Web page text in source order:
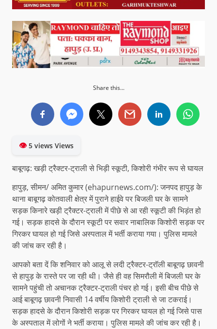
Share this...
👁5 views Views
बाबूगढ़: खड़ी ट्रैक्टर-ट्राली से भिड़ी स्कूटी, किशोरी गंभीर रूप से घायल
हापुड़, सीमन/ अमित कुमार (ehapurnews.com/): जनपद हापुड़ के
थाना बाबूगढ़ कोतवाली क्षेत्र में पुराने हाईवे पर बिजली घर के सामने
सड़क किनारे खड़ी ट्रैक्टर-ट्राली में पीछे से आ रही स्कूटी की भिड़ंत हो
गई। सड़क हादसे के दौरान स्कूटी पर सवार नाबालिक किशोरी सड़क पर
गिरकर घायल हो गई जिसे अस्पताल में भर्ती कराया गया। पुलिस मामले
की जांच कर रही है।
आपको बता दें कि शनिवार को आलू से लदी ट्रैक्टर-ट्रॉली बाबूगढ़ छावनी
से हापुड़ के रास्ते पर जा रही थी। जैसे ही वह सिमरौली में बिजली घर के
सामने पहुंची तो अचानक ट्रैक्टर-ट्राली पंचर हो गई। इसी बीच पीछे से
आई बाबूगढ़ छावनी निवासी 14 वर्षीय किशोरी ट्राली से जा टकराई।
सड़क हादसे के दौरान किशोरी सड़क पर गिरकर घायल हो गई जिसे पास
के अस्पताल में लोगों ने भर्ती कराया। पुलिस मामले की जांच कर रही है।